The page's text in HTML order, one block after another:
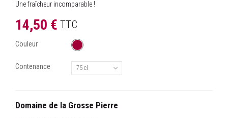
Une fraîcheur incomparable !
14,50 € TTC
Couleur
Contenance 75 cl
Domaine de la Grosse Pierre